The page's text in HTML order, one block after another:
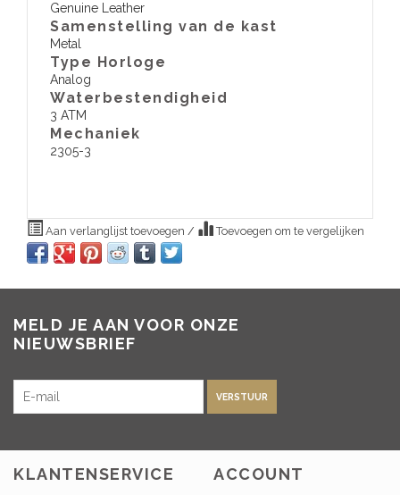
Genuine Leather
Samenstelling van de kast
Metal
Type Horloge
Analog
Waterbestendigheid
3 ATM
​Mechaniek
2305-3
Aan verlanglijst toevoegen / Toevoegen om te vergelijken
MELD JE AAN VOOR ONZE
NIEUWSBRIEF
VERSTUUR
KLANTENSERVICE ACCOUNT